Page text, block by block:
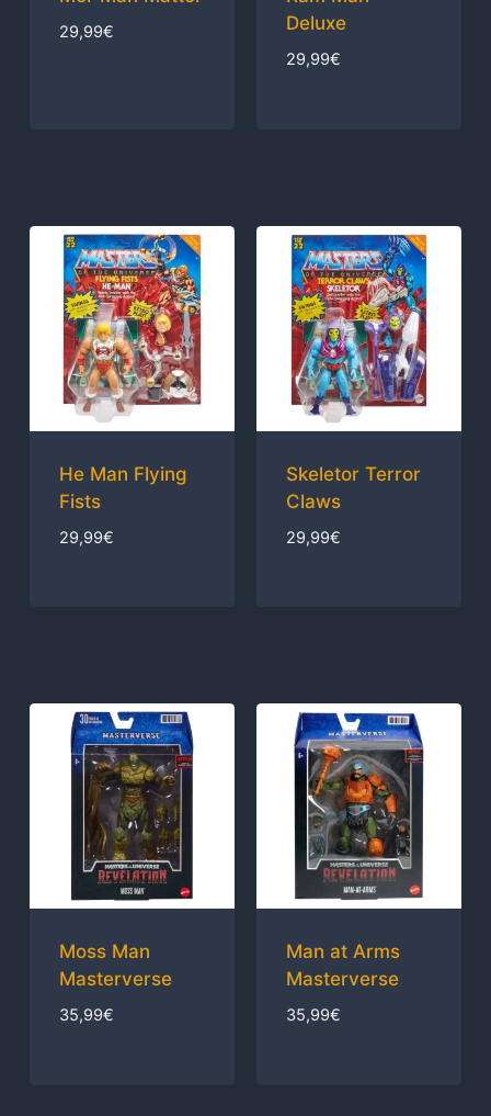
29,99€
Deluxe
29,99€
He Man Flying
Fists
29,99€
Skeletor Terror
Claws
29,99€
Moss Man
Masterverse
35,99€
Man at Arms
Masterverse
35,99€